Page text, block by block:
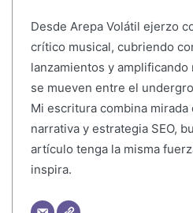
Desde Arepa Volátil ejerzo
crítico musical, cubriendo
lanzamientos y
se mueven entre el
Mi escritura combina
narrativa y estrategia SEO,
artículo tenga la misma
inspira.